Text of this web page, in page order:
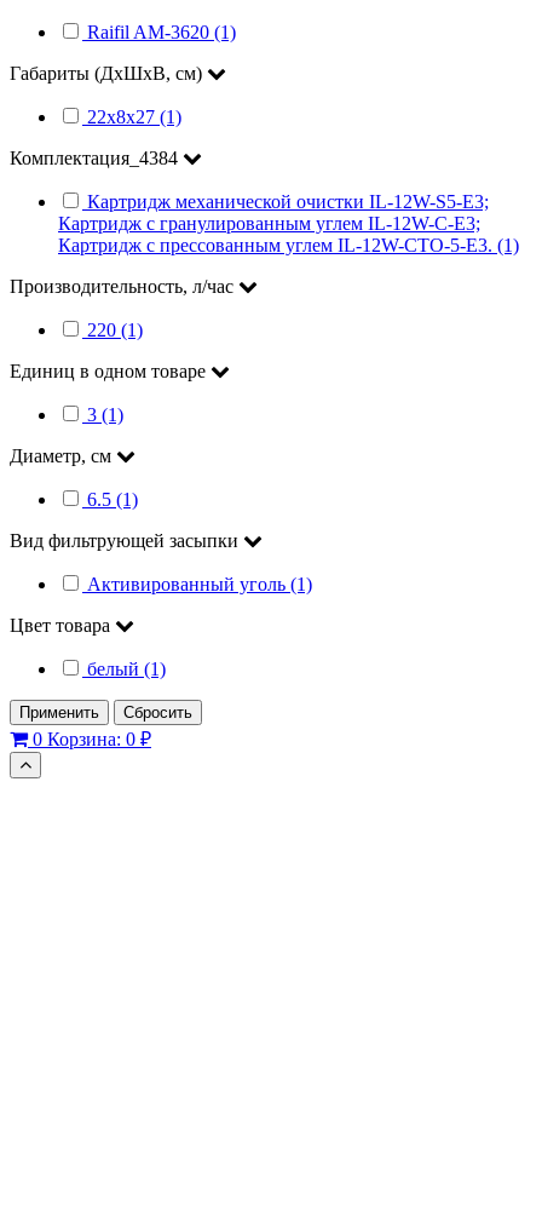
Raifil AM-3620 (1)
Габариты (ДхШхВ, см)
22х8х27 (1)
Комплектация_4384
Картридж механической очистки IL-12W-S5-E3;
Картридж с гранулированным углем IL-12W-C-E3;
Картридж с прессованным углем IL-12W-CTO-5-E3. (1)
Производительность, л/час
220 (1)
Единиц в одном товаре
3 (1)
Диаметр, см
6.5 (1)
Вид фильтрующей засыпки
Активированный уголь (1)
Цвет товара
белый (1)
Применить Сбросить
0 Корзина: 0 ₽